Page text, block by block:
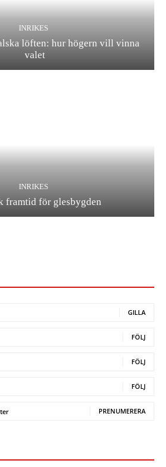
INRIKES
löften: hur högern vill vinna
valet
INRIKES
framtid för glesbygden
GILLA
FÖLJ
FÖLJ
FÖLJ
PRENUMERERA